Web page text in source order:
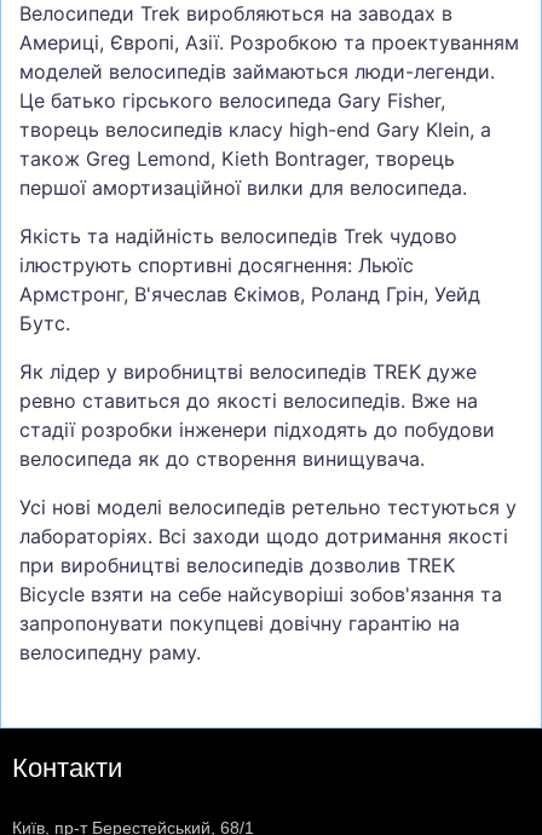
Велосипеди Trek виробляються на заводах в
Америці, Європі, Азії. Розробкою та проектуванням
моделей велосипедів займаються люди-легенди.
Це батько гірського велосипеда Gary Fisher,
творець велосипедів класу high-end Gary Klein, а
також Greg Lemond, Kieth Bontrager, творець
першої амортизаційної вилки для велосипеда.
Якість та надійність велосипедів Trek чудово
ілюструють спортивні досягнення: Льюїс
Армстронг, В'ячеслав Єкімов, Роланд Грін, Уейд
Бутс.
Як лідер у виробництві велосипедів TREK дуже
ревно ставиться до якості велосипедів. Вже на
стадії розробки інженери підходять до побудови
велосипеда як до створення винищувача.
Усі нові моделі велосипедів ретельно тестуються у
лабораторіях. Всі заходи щодо дотримання якості
при виробництві велосипедів дозволив TREK
Bicycle взяти на себе найсуворіші зобов'язання та
запропонувати покупцеві довічну гарантію на
велосипедну раму.
Контакти
Київ, пр-т Берестейський, 68/1